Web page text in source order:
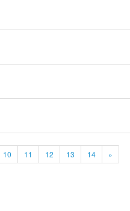
10 11 12 13 14 »